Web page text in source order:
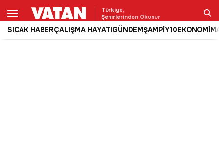
Türkiye,
Şehirlerinden Okunur
SICAK HABERÇALIŞMA HAYATIGÜNDEMŞAMPİY10EKONOMİ
Ara